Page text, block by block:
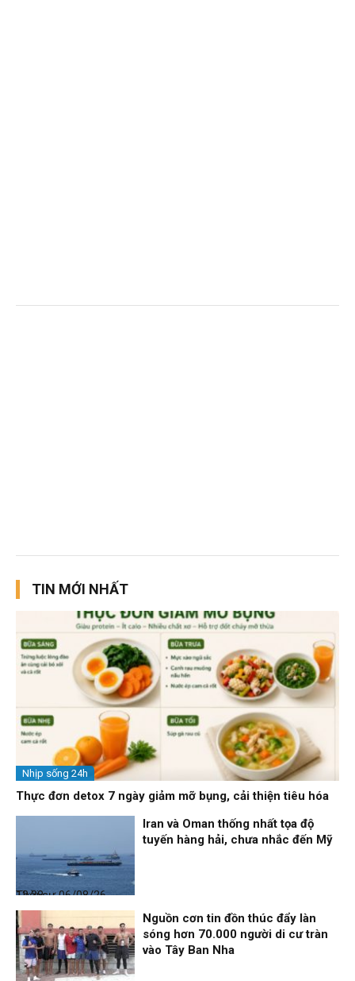
TIN MỚI NHẤT
Nhịp sống 24h
Thực đơn detox 7 ngày giảm mỡ bụng, cải thiện tiêu hóa
Thời sự
06/08/26, 12:38
Iran và Oman thống nhất tọa độ
tuyến hàng hải, chưa nhắc đến Mỹ
Nguồn cơn tin đồn thúc đẩy làn
sóng hơn 70.000 người di cư tràn
vào Tây Ban Nha